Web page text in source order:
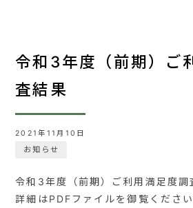
令和3年度（前期）ご
査結果
2021年11月10日
お知らせ
令和3年度（前期）ご利用満足度調
詳細はPDFファイルを御覧ください